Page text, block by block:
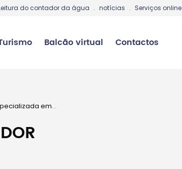
do contador da água . notícias . Serviços online
Balcão virtual Contactos
em